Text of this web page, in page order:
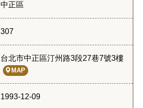
中正區
307
台北市中正區汀州路3段27巷7號3樓
MAP
1993-12-09